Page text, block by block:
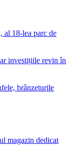
al 18-lea parc de
investițiile revin în
brânzeturile
magazin dedicat